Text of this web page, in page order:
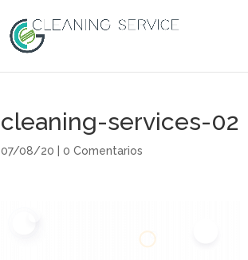
cleaning-services-02
07/08/20 |0 Comentarios